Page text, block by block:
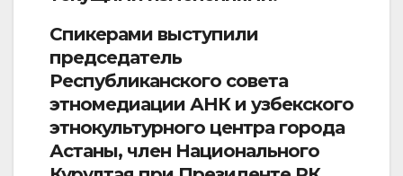
Спикерами выступили
председатель
Республиканского совета
этномедиации АНК и узбекского
этнокультурного центра города
Астаны, член Национального